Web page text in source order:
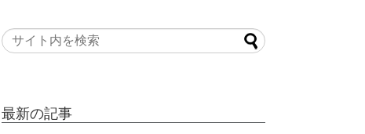
最新の記事